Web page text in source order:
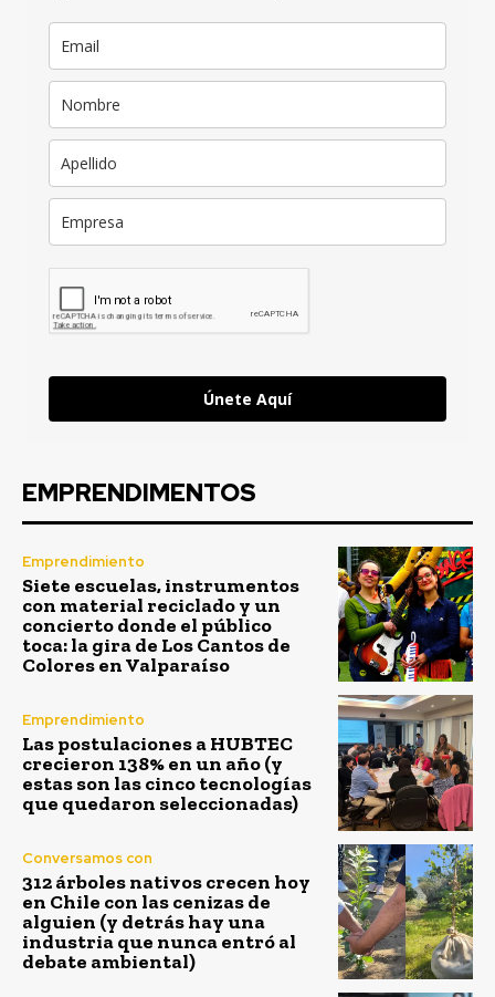
Únete Aquí
EMPRENDIMENTOS
Emprendimiento
Siete escuelas, instrumentos
con material reciclado y un
concierto donde el público
toca: la gira de Los Cantos de
Colores en Valparaíso
Emprendimiento
Las postulaciones a HUBTEC
crecieron 138% en un año (y
estas son las cinco tecnologías
que quedaron seleccionadas)
Conversamos con
312 árboles nativos crecen hoy
en Chile con las cenizas de
alguien (y detrás hay una
industria que nunca entró al
debate ambiental)